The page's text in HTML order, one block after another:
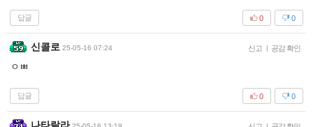
답글 0
0
신콜로 25-05-16 07:24 신고 | 공감 확인
ㅇㅃ
답글 0
0